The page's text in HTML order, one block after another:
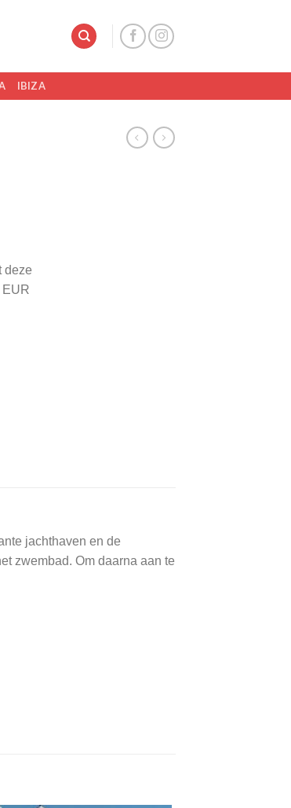
IBIZA
deze
EUR
jachthaven en de
zwembad. Om daarna aan te